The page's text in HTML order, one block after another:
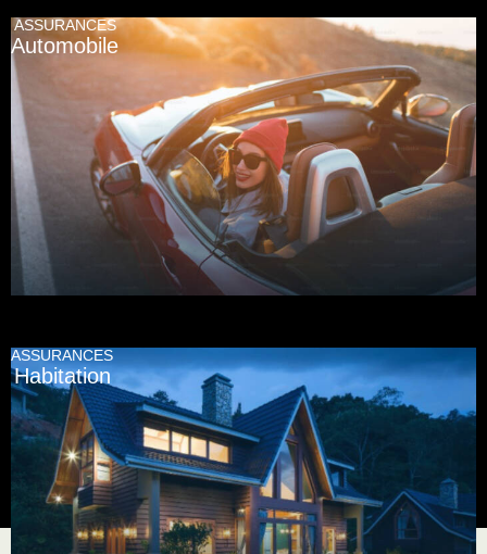
ASSURANCES
Automobile
ASSURANCES
Habitation
Obtenir une soumission personnalisée